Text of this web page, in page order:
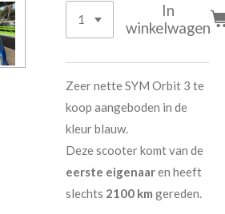
In
winkelwagen
Zeer netteSYM Orbit 3 te
koop aangeboden in de
kleur blauw.
Deze scooter komt van de
eerste eigenaaren heeft
slechts 2100 km gereden.